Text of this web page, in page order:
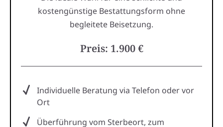
kostengünstige Bestattungsform ohne
begleitete Beisetzung.
Preis: 1.900 €
Individuelle Beratung via Telefon oder vor
Ort
Überführung vom Sterbeort, zum